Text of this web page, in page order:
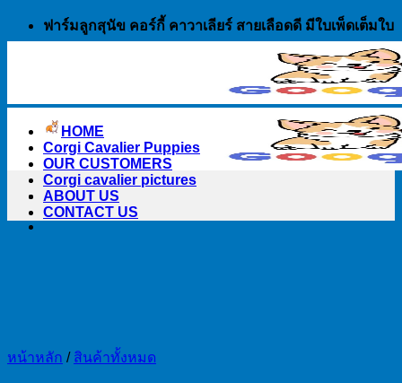
Skip
ฟาร์มลูกสุนัข คอร์กี้ คาวาเลียร์ สายเลือดดี มีใบเพ็ดเต็มใบ
HOME
Corgi Cavalier Puppies
OUR CUSTOMERS
Corgi cavalier pictures
ABOUT US
CONTACT US
หน้าหลัก / สินค้าทั้งหมด